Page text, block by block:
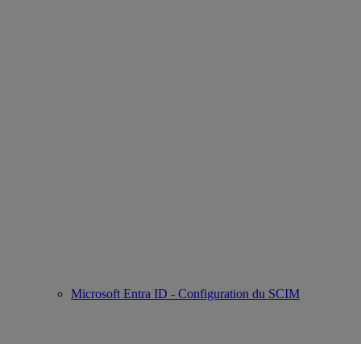
Microsoft Entra ID - Configuration du SCIM